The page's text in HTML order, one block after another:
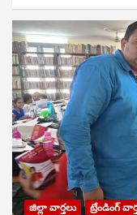
జిల్లా వార్తలు ట్రేండింగ్